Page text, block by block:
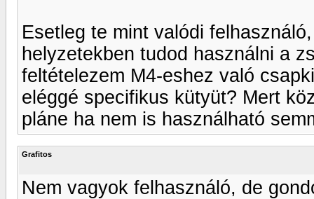
Esetleg te mint valódi
helyzetekben tudod használni a
feltételezem M4-eshez való
eléggé specifikus kütyüt? Mert
pláne ha nem is használható
Grafitos
Nem vagyok felhasználó, de